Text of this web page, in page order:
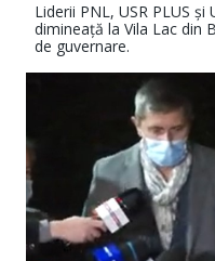
Liderii PNL, USR PLUS
dimineață la Vila Lac din
de guvernare.